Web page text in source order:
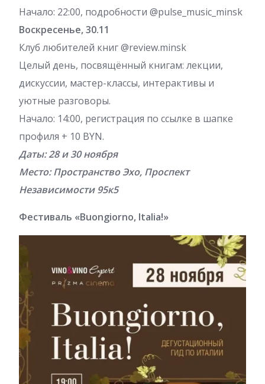
Начало: 22:00, подробности @pulse_music_minsk
Воскресенье, 30.11
Клуб любителей книг @review.minsk
Целый день, посвящённый книгам: лекции,
дискуссии, мастер-классы, интерактивы и
уютные разговоры.
Начало: 14:00, регистрация по ссылке в шапке
профиля + 10 BYN.
Даты: 28 и 30 ноября
Место: Пространство Эхо, Проспект
Независимости 95к5
Фестиваль «Buongiorno, Italia!»